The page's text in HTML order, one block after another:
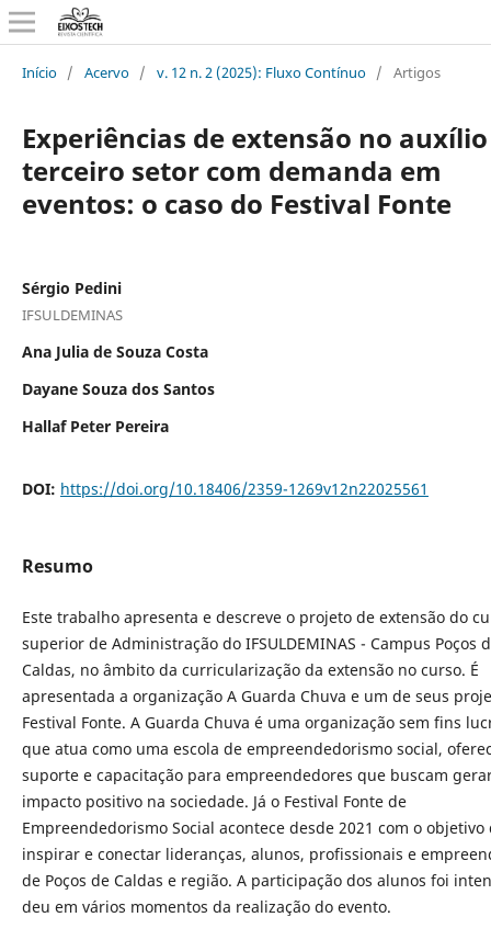
Início / Acervo / v. 12 n. 2 (2025): Fluxo Contínuo / Artigos
Experiências de extensão no
terceiro setor com demanda em
eventos: o caso do Festival Fonte
Sérgio Pedini
IFSULDEMINAS
Ana Julia de Souza Costa
Dayane Souza dos Santos
Hallaf Peter Pereira
DOI: https://doi.org/10.18406/2359-1269v12n22025561
Resumo
Este trabalho apresenta e descreve o projeto de extensão do
superior de Administração do IFSULDEMINAS - Campus Poços
Caldas, no âmbito da curricularização da extensão no curso. É
apresentada a organização A Guarda Chuva e um de seus
Festival Fonte. A Guarda Chuva é uma organização sem fins
que atua como uma escola de empreendedorismo social,
suporte e capacitação para empreendedores que buscam
impacto positivo na sociedade. Já o Festival Fonte de
Empreendedorismo Social acontece desde 2021 com o objetivo
inspirar e conectar lideranças, alunos, profissionais e
de Poços de Caldas e região. A participação dos alunos foi
deu em vários momentos da realização do evento.